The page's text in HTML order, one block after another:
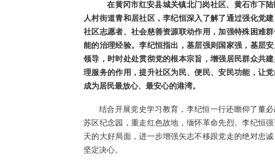
在黄冈市红安县城关镇北门岗社区、黄石市下
人村街道青和居社区，李纪恒深入了解了通过强化党
社区志愿者、社会慈善资源联动作用，加强特殊困难
能的治理经验。李纪恒指出，基层强则国家强，基层
领导，时时处处贯彻党的根本宗旨，增强居民群众共
理服务的作用，提升社区为民、便民、安民功能，让
成为居民最放心、最安心的港湾。
结合开展党史学习教育，李纪恒一行还瞻仰了董
苏区纪念园，重走红色故地，缅怀革命先烈。李纪恒
天的大好局面，进一步增强矢志不移跟党走的绝对忠
坚定决心。